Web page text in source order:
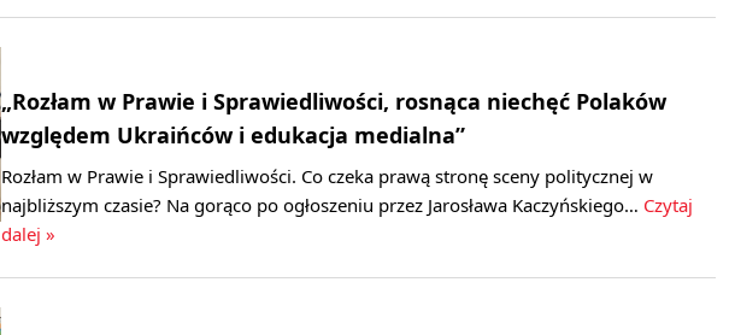
„Rozłam w Prawie i Sprawiedliwości, rosnąca niechęć Polaków
względem Ukraińców i edukacja medialna”
Rozłam w Prawie i Sprawiedliwości. Co czeka prawą stronę sceny politycznej w
najbliższym czasie? Na gorąco po ogłoszeniu przez Jarosława Kaczyńskiego… Czytaj
dalej »